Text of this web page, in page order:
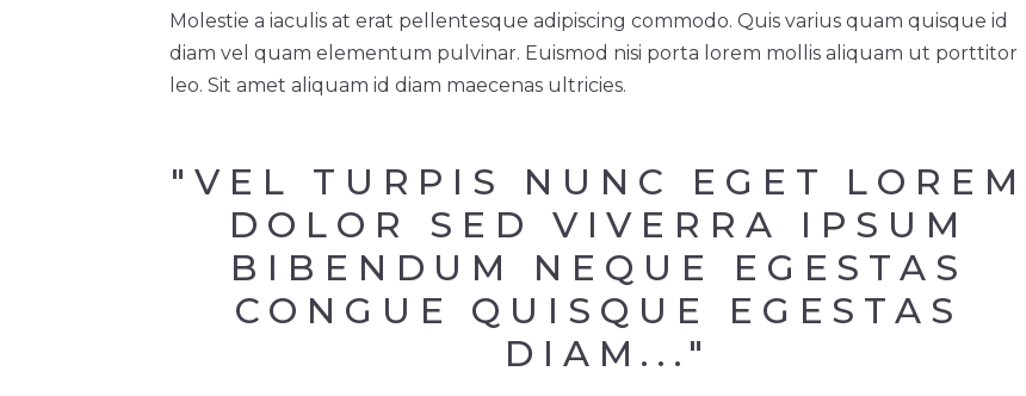
Molestie a iaculis at erat pellentesque adipiscing commodo. Quis varius quam quisque id
diam vel quam elementum pulvinar. Euismod nisi porta lorem mollis aliquam ut porttitor
leo. Sit amet aliquam id diam maecenas ultricies.
"VEL TURPIS NUNC EGET LOREM
DOLOR SED VIVERRA IPSUM
BIBENDUM NEQUE EGESTAS
CONGUE QUISQUE EGESTAS
DIAM..."